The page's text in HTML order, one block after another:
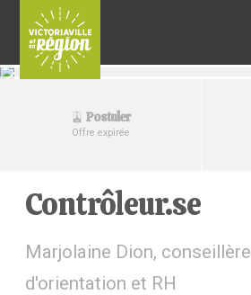
Postuler
Offre expirée
Contrôleur.se
Marjolaine Dion, conseillère
d'orientation et RH